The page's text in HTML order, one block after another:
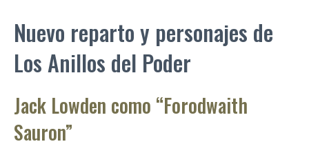
Nuevo reparto y personajes de
Los Anillos del Poder
Jack Lowden como “Forodwaith
Sauron”